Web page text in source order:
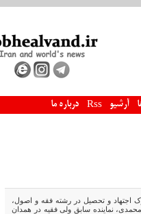
آرشیو Rss درباره ما
متولد سال ۱۳۵۶ در همدان، دارای مدرک اجتهاد و تحصیل در رشته فقه و اصول،
نماینده سابق‌ ولی فقیه در همدان